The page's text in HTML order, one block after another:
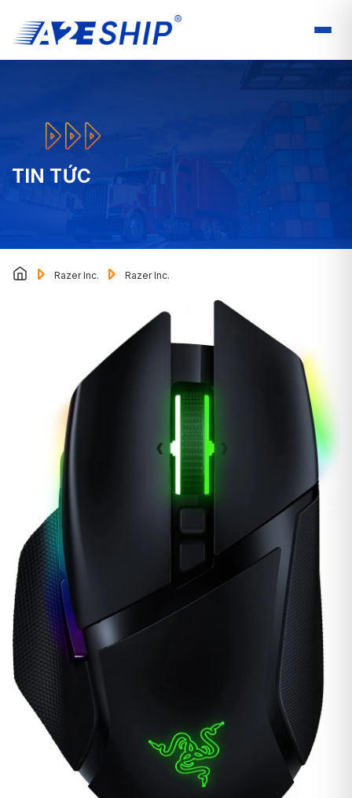
TIN TỨC
Razer Inc. Razer Inc.